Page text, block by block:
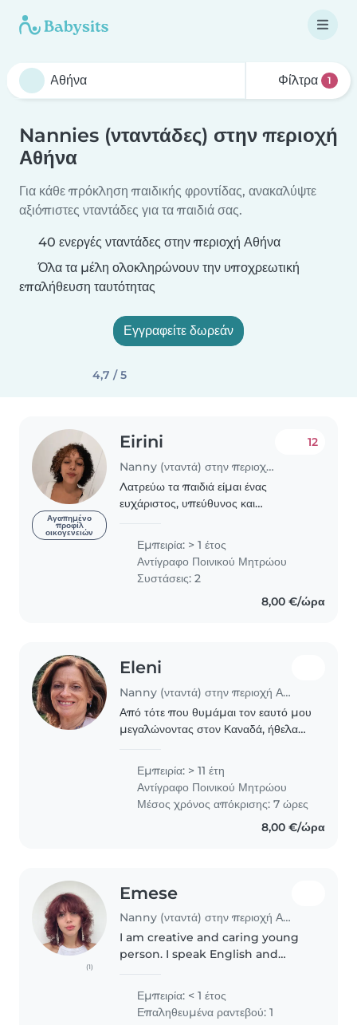
Φίλτρα 1
Nannies (νταντάδες) στην περιοχή
Αθήνα
Για κάθε πρόκληση παιδικής φροντίδας, ανακαλύψτε
αξιόπιστες νταντάδες για τα παιδιά σας.
40 ενεργές νταντάδες στην περιοχή Αθήνα
Όλα τα μέλη ολοκληρώνουν την υποχρεωτική
επαλήθευση ταυτότητας
Εγγραφείτε δωρεάν
4,7 / 5
Αγαπημένο
προφίλ
οικογενειών
Eirini
Nanny (νταντά) στην περιοχή Αθήνα
12
Λατρεύω τα παιδιά είμαι ένας
ευχάριστος, υπεύθυνος και
και εντός της οικογένειας μου αλλά
και εκτός. Θεωρω πως ειμαι καλή..
Εμπειρία: > 1 έτος
Αντίγραφο Ποινικού Μητρώου
Συστάσεις: 2
8,00 €/ώρα
Eleni
Nanny (νταντά) στην περιοχή Αθήνα
Από τότε που θυμάμαι τον εαυτό μου
μεγαλώνοντας στον Καναδά, ήθελα
οντότητες. Έγινα Δασκάλα Αγγλικών
και απέκτησα..
Εμπειρία: > 11 έτη
Αντίγραφο Ποινικού Μητρώου
Μέσος χρόνος απόκρισης: 7 ώρες
8,00 €/ώρα
(1)
Emese
Nanny (νταντά) στην περιοχή Αθήνα
I am creative and caring young
person. I speak English and
experience with childcare
through helping family and
Εμπειρία: < 1 έτος
Επαληθευμένα ραντεβού: 1